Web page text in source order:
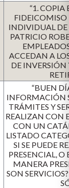
“1. COPIA
FIDEICOMISO
INDIVIDUAL DE
PATRICIO
ACCEDAN A
DE
“BUEN
INFORMACIÓN
TRÁMITES Y
REALIZAN CON
CON UN
LISTADO
SI SE PUEDE
PRESENCIAL, O
MANERA
SON